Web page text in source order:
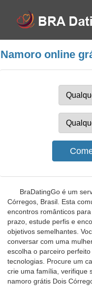
Namoro online
BraDatingGo é um
Córregos, Brasil. Esta
encontros românticos
prazo, estude perfis e
objetivos semelhantes.
conversar com uma
escolha o parceiro
tecnologias. Procure um
crie uma família, verifique
namoro grátis Dois